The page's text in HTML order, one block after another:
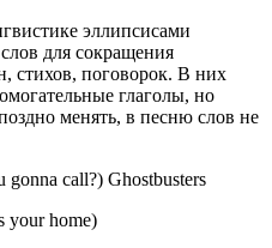
эллипсисами
для сокращения
стихов, поговорок. В них
глаголы, но
менять, в песню слов не
call?) Ghostbusters
your home)